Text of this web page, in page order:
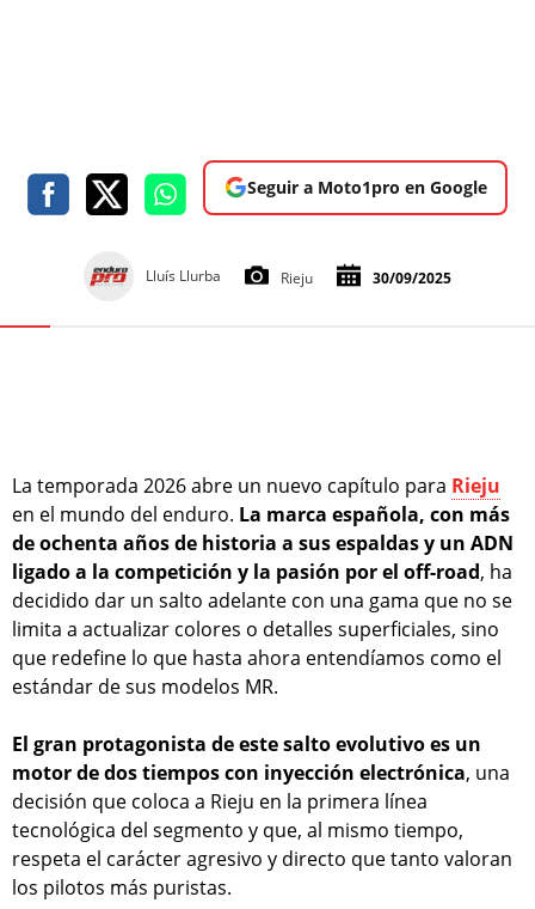
Seguir a Moto1pro en Google
Lluís Llurba Rieju 30/09/2025
La temporada 2026 abre un nuevo capítulo para Rieju
en el mundo del enduro. La marca española, con más
de ochenta años de historia a sus espaldas y un ADN
ligado a la competición y la pasión por el off-road, ha
decidido dar un salto adelante con una gama que no se
limita a actualizar colores o detalles superficiales, sino
que redefine lo que hasta ahora entendíamos como el
estándar de sus modelos MR.
El gran protagonista de este salto evolutivo es un
motor de dos tiempos con inyección electrónica, una
decisión que coloca a Rieju en la primera línea
tecnológica del segmento y que, al mismo tiempo,
respeta el carácter agresivo y directo que tanto valoran
los pilotos más puristas.